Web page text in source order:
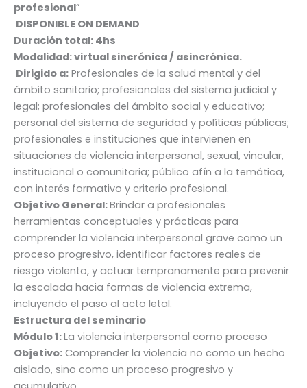
profesional”
DISPONIBLE ON DEMAND
Duración total: 4hs
Modalidad: virtual sincrónica / asincrónica.
Dirigido a: Profesionales de la salud mental y del
ámbito sanitario; profesionales del sistema judicial y
legal; profesionales del ámbito social y educativo;
personal del sistema de seguridad y políticas públicas;
profesionales e instituciones que intervienen en
situaciones de violencia interpersonal, sexual, vincular,
institucional o comunitaria; público afín a la temática,
con interés formativo y criterio profesional.
Objetivo General:Brindar a profesionales
herramientas conceptuales y prácticas para
comprender la violencia interpersonal grave como un
proceso progresivo, identificar factores reales de
riesgo violento, y actuar tempranamente para prevenir
la escalada hacia formas de violencia extrema,
incluyendo el paso al acto letal.
Estructura del seminario
Módulo 1:La violencia interpersonal como proceso
Objetivo: Comprender la violencia no como un hecho
aislado, sino como un proceso progresivo y